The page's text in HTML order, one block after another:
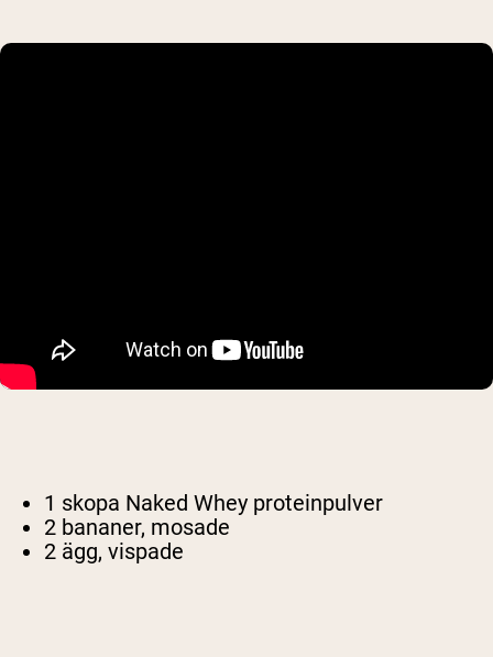
1 skopa Naked Whey proteinpulver
2 bananer, mosade
2 ägg, vispade